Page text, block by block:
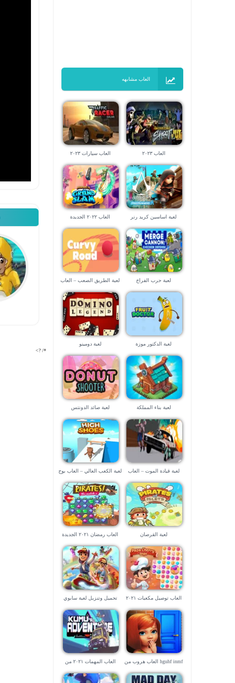
العاب مشابهه
العاب ٢٠٢٣ العاب سيارات ٢٠٢٣
لعبة اساسين كريد رنر العاب ٢٠٢٢ الجديدة
لعبة حرب الفراخ
لعبة الطريق الصعب – العاب
لعبة الدكتور موزة لعبة دومينو
لعبة بناء المملكة لعبة صائد الدونتس
لعبة قيادة الموت – العاب
لعبة الكعب العالي – العاب بوح
لعبة القرصان العاب رمضان ٢٠٢١ الجديدة
العاب توصيل مكعبات ٢٠٢١
تحميل وتنزيل لعبة سابوي
hguhf inmf العاب هروب من
العاب المهمات ٢٠٢١ من
*/ ?>